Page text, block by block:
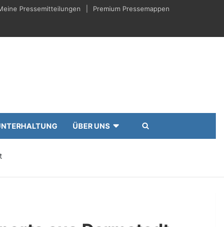
Pressemitteilungen Premium Pressemappen
ÜBER UNS